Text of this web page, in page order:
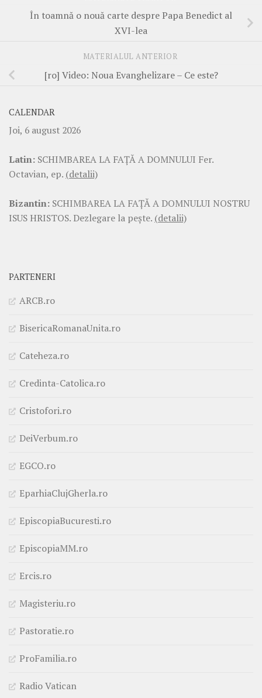
În toamnă o nouă carte despre Papa Benedict al
XVI-lea
MATERIALUL ANTERIOR
[ro] Video: Noua Evanghelizare – Ce este?
CALENDAR
Joi, 6 august 2026
Latin: SCHIMBAREA LA FAŢĂ A DOMNULUI Fer.
Octavian, ep. (detalii)
Bizantin: SCHIMBAREA LA FAŢĂ A DOMNULUI NOSTRU
ISUS HRISTOS. Dezlegare la pește. (detalii)
PARTENERI
ARCB.ro
BisericaRomanaUnita.ro
Cateheza.ro
Credinta-Catolica.ro
Cristofori.ro
DeiVerbum.ro
EGCO.ro
EparhiaClujGherla.ro
EpiscopiaBucuresti.ro
EpiscopiaMM.ro
Ercis.ro
Magisteriu.ro
Pastoratie.ro
ProFamilia.ro
Radio Vatican